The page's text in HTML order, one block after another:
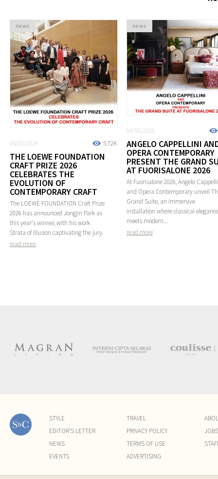
5.72K
04/08/2026
THE LOEWE FOUNDATION
CRAFT PRIZE 2026
CELEBRATES THE
EVOLUTION OF
CONTEMPORARY CRAFT
The LOEWE FOUNDATION Craft Prize
2026 has announced Jongjin Park as
this year's winner, with his work
Strata of Illusion captivating the jury.
read more
news
04/08/2026
ANGELO CAPPELLINI
OPERA CONTEMPORARY
PRESENT THE GRAND
AT FUORISALONE 2026
At Fuorisalone 2026, Angelo
and Opera Contemporary unveil
Grand Suite, an immersive
installation where classical elegance
meets modern...
read more
news
STYLE
EDITOR'S LETTER
NEWS
EVENTS
TRAVEL
PRIVACY POLICY
TERMS OF USE
ADVERTISING
JOBS